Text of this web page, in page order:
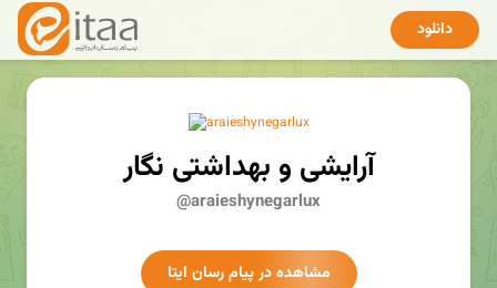
دانلود
آرايشی و بهداشتی نگار
@araieshynegarlux
مشاهده در پیام رسان ایتا